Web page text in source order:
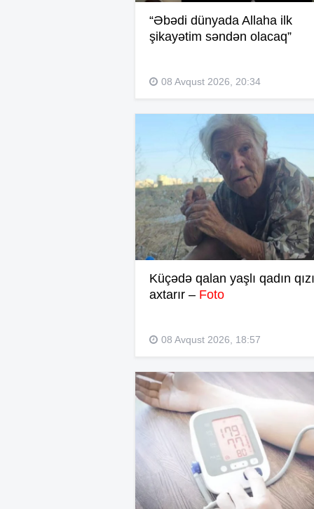
“Əbədi dünyada Allaha ilk
şikayətim səndən olacaq”
08 Avqust 2026, 20:34
Küçədə qalan yaşlı qadın
axtarır – Foto
08 Avqust 2026, 18:57